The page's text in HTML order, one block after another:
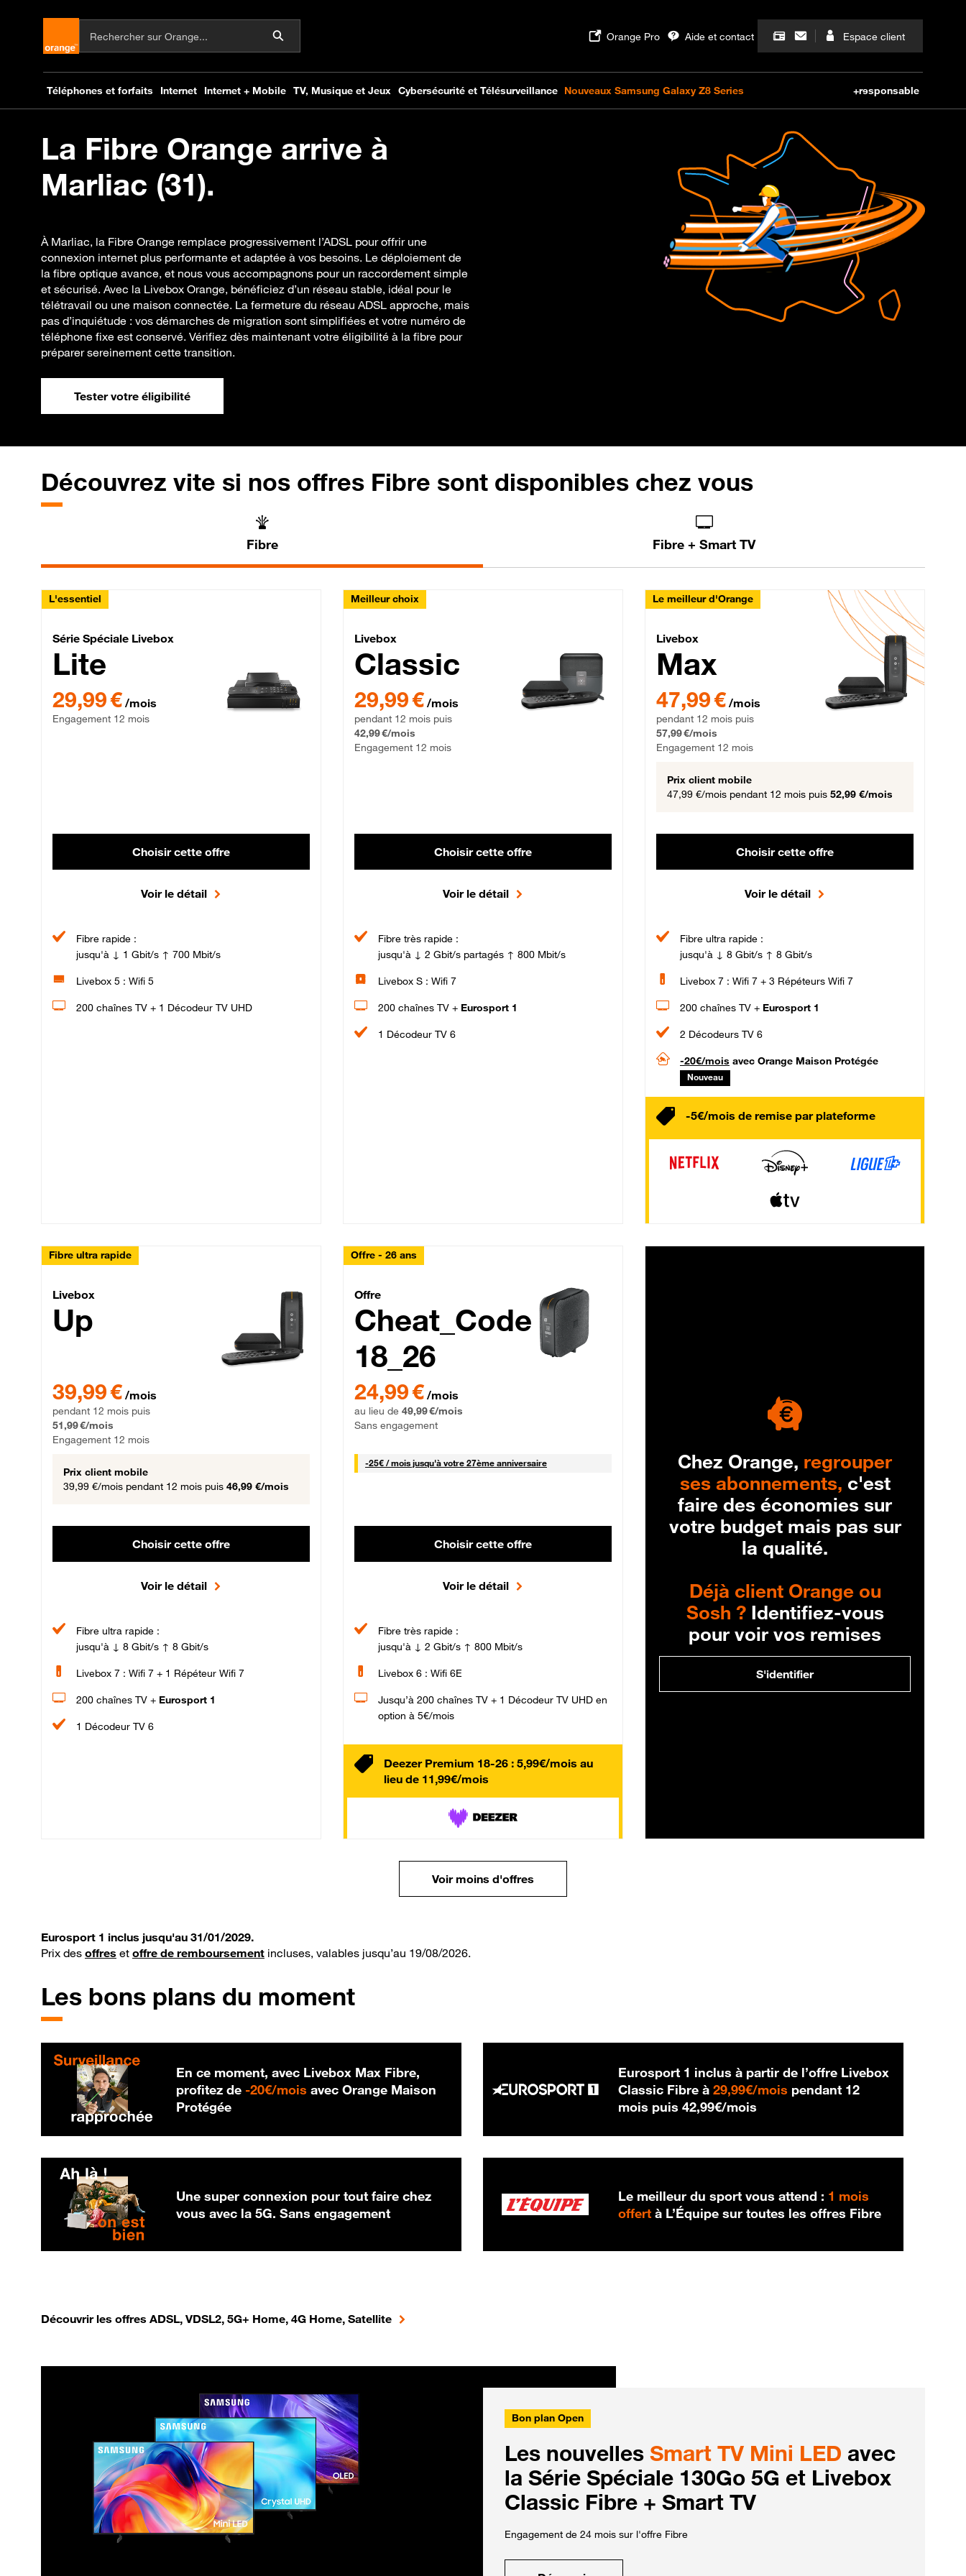
La Fibre Orange arrive à
Marliac (31).
À Marliac, la Fibre Orange remplace progressivement l’ADSL pour offrir une
connexion internet plus performante et adaptée à vos besoins. Le déploiement de
la fibre optique avance, et nous vous accompagnons pour un raccordement simple
et sécurisé. Avec la Livebox Orange, bénéficiez d’un réseau stable, idéal pour le
télétravail ou une maison connectée. La fermeture du réseau ADSL approche, mais
pas d’inquiétude : vos démarches de migration sont simplifiées et votre numéro de
téléphone fixe est conservé. Vérifiez dès maintenant votre éligibilité à la fibre pour
préparer sereinement cette transition.
Tester votre éligibilité
Découvrez vite si nos offres Fibre sont disponibles chez vous
Fibre Fibre + Smart TV
L'essentiel
Série Spéciale Livebox Lite Fibre
Série Spéciale Livebox
Lite
29,99 € par mois , Engagement 12 mois
29,99 € /mois
Engagement 12 mois
Choisir cette offre
Voir le détail
Fibre rapide :
jusqu'à ↓ 1 Gbit/s ↑ 700 Mbit/s
Livebox 5 : Wifi 5
200 chaînes TV + 1 Décodeur TV UHD
Meilleur choix
Livebox Classic Fibre
Livebox
Classic
29,99 € par mois pendant 12 mois puis 42,99 € par mois, Engagement 12 mois
29,99 € /mois
pendant 12 mois puis
42,99 €/mois
Engagement 12 mois
Choisir cette offre
Voir le détail
Fibre très rapide :
jusqu'à ↓ 2 Gbit/s partagés ↑ 800 Mbit/s
Livebox S : Wifi 7
200 chaînes TV + Eurosport 1
1 Décodeur TV 6
Le meilleur d'Orange
Livebox Max Fibre
Livebox
Max
47,99 € par mois pendant 12 mois puis 57,99 € par mois,
47,99 € /mois
pendant 12 mois puis
57,99 €/mois
Engagement 12 mois
Prix client mobile
47,99 €/mois pendant 12 mois puis 52,99 €/mois
Choisir cette offre
Voir le détail
Fibre ultra rapide :
jusqu'à ↓ 8 Gbit/s ↑ 8 Gbit/s
Livebox 7 : Wifi 7 + 3 Répéteurs Wifi 7
200 chaînes TV + Eurosport 1
2 Décodeurs TV 6
-20€/mois avec Orange Maison Protégée
Nouveau
-5€/mois de remise par plateforme
Fibre ultra rapide
Livebox Up Fibre
Livebox
Up
39,99 € /mois
pendant 12 mois puis
51,99 €/mois
Engagement 12 mois
Prix client mobile
39,99 €/mois pendant 12 mois puis 46,99 €/mois
Choisir cette offre
Voir le détail
Fibre ultra rapide :
jusqu'à ↓ 8 Gbit/s ↑ 8 Gbit/s
Livebox 7 : Wifi 7 + 1 Répéteur Wifi 7
200 chaînes TV + Eurosport 1
1 Décodeur TV 6
Offre - 26 ans
Cheat_Code Fibre_18_26
Offre
Cheat_Code
18_26
24,99 € /mois
au lieu de 49,99 €/mois
Sans engagement
-25€ / mois25 € par mois
jusqu'à votre 27ème anniversaire
Choisir cette offre
Voir le détail
Fibre très rapide :
jusqu'à ↓ 2 Gbit/s ↑ 800 Mbit/s
Livebox 6 : Wifi 6E
Jusqu’à 200 chaînes TV + 1 Décodeur TV UHD en
option à 5€/mois
Deezer Premium 18-26 : 5,99€/mois au
lieu de 11,99€/mois
Chez Orange, regrouper
ses abonnements, c'est
faire des économies sur
votre budget mais pas sur
la qualité.
Déjà client Orange ou
Sosh ?Identifiez-vous
pour voir vos remises
S'identifier
Voir moins d'offres
Eurosport 1 inclus jusqu'au 31/01/2029.
Prix des offres et offre de remboursement incluses, valables jusqu’au 19/08/2026.
Les bons plans du moment
En ce moment, avec Livebox Max Fibre,
profitez de -20€/mois 20 € par mois
avec Orange Maison
Protégée
Eurosport 1 inclus à partir de l’offre Livebox
Classic Fibre à29,99€/mois 29,99 € par mois
pendant 12
mois puis42,99€/mois
Une super connexion pour tout faire chez
vous avec la 5G. Sans engagement
Le meilleur du sport vous attend : 1 mois
offert à L’Équipe sur toutes les offres Fibre
Découvrir les offres ADSL, VDSL2, 5G+ Home, 4G Home, Satellite
Bon plan Open
Les nouvelles Smart TV Mini LED avec
la Série Spéciale 130Go 5G et Livebox
Classic Fibre + Smart TV
Engagement de 24 mois sur l'offre Fibre